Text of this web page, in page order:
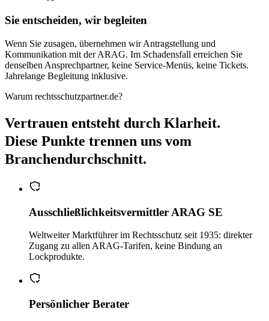
Sie entscheiden, wir begleiten
Wenn Sie zusagen, übernehmen wir Antragstellung und
Kommunikation mit der ARAG. Im Schadensfall erreichen Sie
denselben Ansprechpartner, keine Service-Menüs, keine Tickets.
Jahrelange Begleitung inklusive.
Warum rechtsschutzpartner.de?
Vertrauen entsteht durch Klarheit.
Diese Punkte trennen uns vom
Branchendurchschnitt.
Ausschließlichkeitsvermittler ARAG SE
Weltweiter Marktführer im Rechtsschutz seit 1935: direkter
Zugang zu allen ARAG-Tarifen, keine Bindung an
Lockprodukte.
Persönlicher Berater